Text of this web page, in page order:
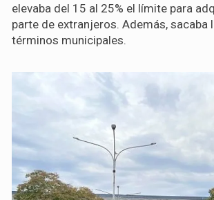
elevaba del 15 al 25% el límite para
parte de extranjeros. Además, sacaba
términos municipales.